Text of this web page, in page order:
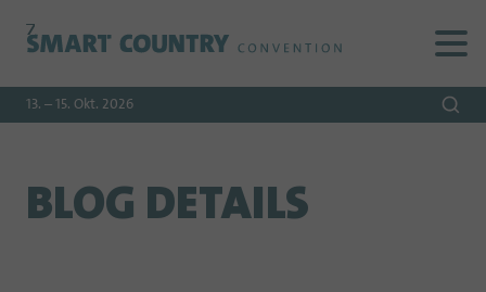
Zur
Zur
Zum
13. – 15. Okt. 2026
BLOG DETAILS